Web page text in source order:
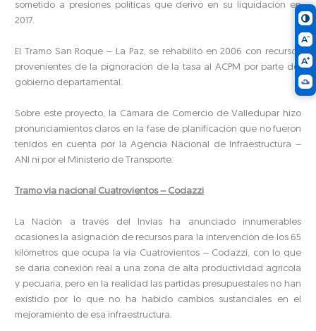
sometido a presiones políticas que derivó en su liquidación en
2017.
El Tramo San Roque – La Paz, se rehabilitó en 2006 con recursos
provenientes de la pignoración de la tasa al ACPM por parte del
gobierno departamental.
Sobre este proyecto, la Cámara de Comercio de Valledupar hizo
pronunciamientos claros en la fase de planificación que no fueron
tenidos en cuenta por la Agencia Nacional de Infraestructura –
ANI ni por el Ministerio de Transporte.
Tramo vía nacional Cuatrovientos – Codazzi
La Nación a través del Invías ha anunciado innumerables
ocasiones la asignación de recursos para la intervención de los 65
kilómetros que ocupa la vía Cuatrovientos – Codazzi, con lo que
se daría conexión real a una zona de alta productividad agrícola
y pecuaria, pero en la realidad las partidas presupuestales no han
existido por lo que no ha habido cambios sustanciales en el
mejoramiento de esa infraestructura.